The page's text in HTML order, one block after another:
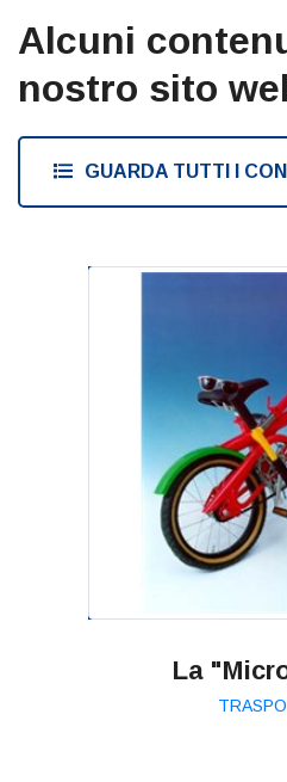
Alcuni
nostro sito
GUARDA TUTTI I
La